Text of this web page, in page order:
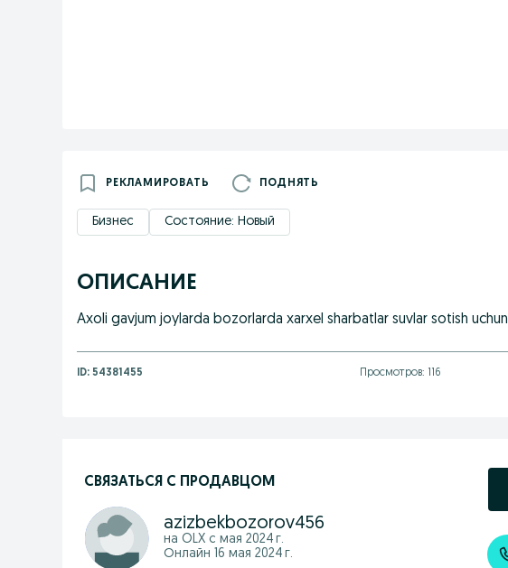
РЕКЛАМИРОВАТЬ ПОДНЯТЬ
Бизнес Состояние: Новый
ОПИСАНИЕ
Axoli gavjum joylarda bozorlarda xarxel sharbatlar suvlar sotish uchun
ID: 54381455 Просмотров: 116
СВЯЗАТЬСЯ С ПРОДАВЦОМ
azizbekbozorov456
на OLX с мая 2024 г.
Онлайн 16 мая 2024 г.